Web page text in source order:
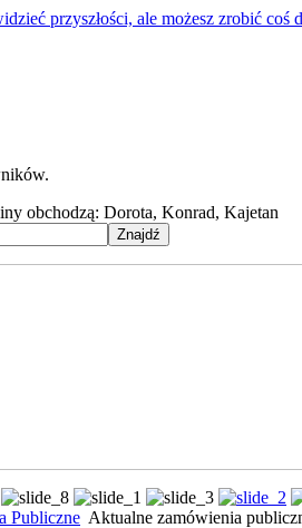
przyszłości, ale możesz zrobić coś
obchodzą: Dorota, Konrad, Kajetan
Publiczne Aktualne zamówienia